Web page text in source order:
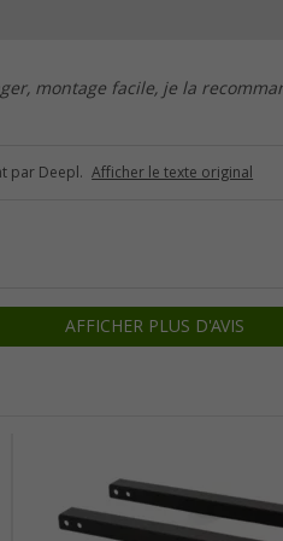
montage facile, je la
par Deepl. Afficher le texte original
AFFICHER PLUS D'AVIS